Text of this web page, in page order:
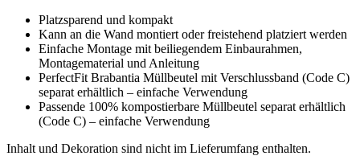
Platzsparend und kompakt
Kann an die Wand montiert oder freistehend platziert werden
Einfache Montage mit beiliegendem Einbaurahmen,
Montagematerial und Anleitung
PerfectFit Brabantia Müllbeutel mit Verschlussband (Code C)
separat erhältlich – einfache Verwendung
Passende 100% kompostierbare Müllbeutel separat erhältlich
(Code C) – einfache Verwendung
Inhalt und Dekoration sind nicht im Lieferumfang enthalten.